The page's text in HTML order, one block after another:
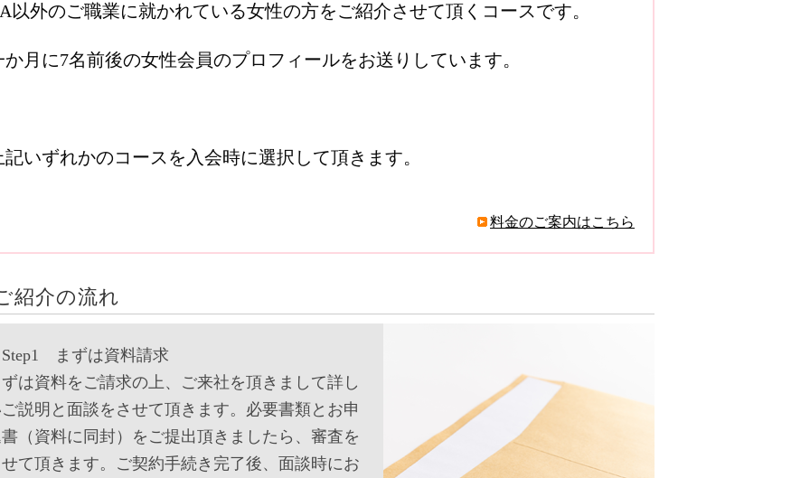
以外のご職業に就かれている女性の方をご紹介させて頂くコースです。
か月に7名前後の女性会員のプロフィールをお送りしています。
記いずれかのコースを入会時に選択して頂きます。
料金のご案内はこちら
紹介の流れ
まずは資料請求
は資料をご請求の上、ご来社を頂きまして詳し
説明と面談をさせて頂きます。必要書類とお申
（資料に同封）をご提出頂きましたら、審査を
て頂きます。ご契約手続き完了後、面談時にお